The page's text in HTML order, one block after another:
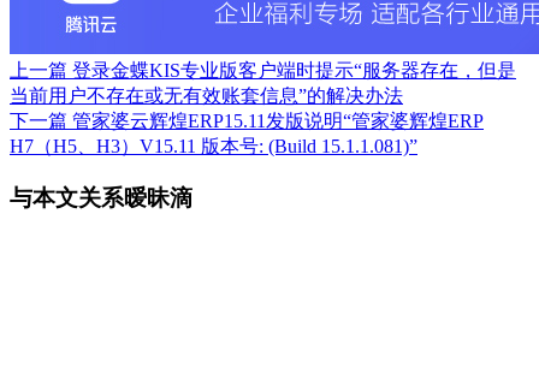
上一篇 登录金蝶KIS专业版客户端时提示“服务器存在，但是
当前用户不存在或无有效账套信息”的解决办法
下一篇 管家婆云辉煌ERP15.11发版说明“管家婆辉煌ERP
H7（H5、H3）V15.11 版本号: (Build 15.1.1.081)”
与本文关系暧昧滴